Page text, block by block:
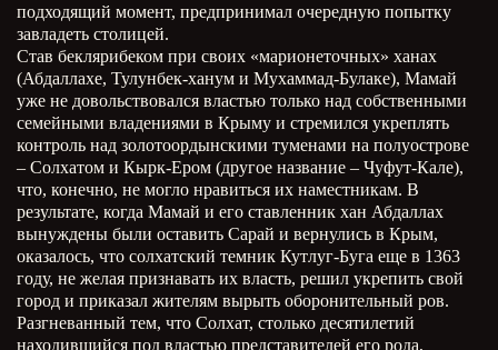
подходящий момент, предпринимал очередную попытку
завладеть столицей.
Став беклярибеком при своих «марионеточных» ханах
(Абдаллахе, Тулунбек-ханум и Мухаммад-Булаке), Мамай
уже не довольствовался властью только над собственными
семейными владениями в Крыму и стремился укреплять
контроль над золотоордынскими туменами на полуострове
– Солхатом и Кырк-Ером (другое название – Чуфут-Кале),
что, конечно, не могло нравиться их наместникам. В
результате, когда Мамай и его ставленник хан Абдаллах
вынуждены были оставить Сарай и вернулись в Крым,
оказалось, что солхатский темник Кутлуг-Буга еще в 1363
году, не желая признавать их власть, решил укрепить свой
город и приказал жителям вырыть оборонительный ров.
Разгневанный тем, что Солхат, столько десятилетий
находившийся под властью представителей его рода,